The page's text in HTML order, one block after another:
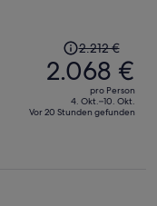
Der
Preis
betrug
2.212 €,
jetzt
2.212 €
2.068 €
pro Person
4. Okt.–10. Okt.
Vor 20 Stunden gefunden